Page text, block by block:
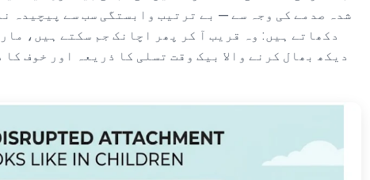
شدہ صدمے کی وجہ سے — بے ترتیب وابستگی سب سے پیچیدہ
دکھاتے ہیں: وہ قریب آ کر پھر اچانک جم سکتے ہیں،
دیکھ بھال کرنے والا بیک وقت تسلی کا ذریعہ اور خوف